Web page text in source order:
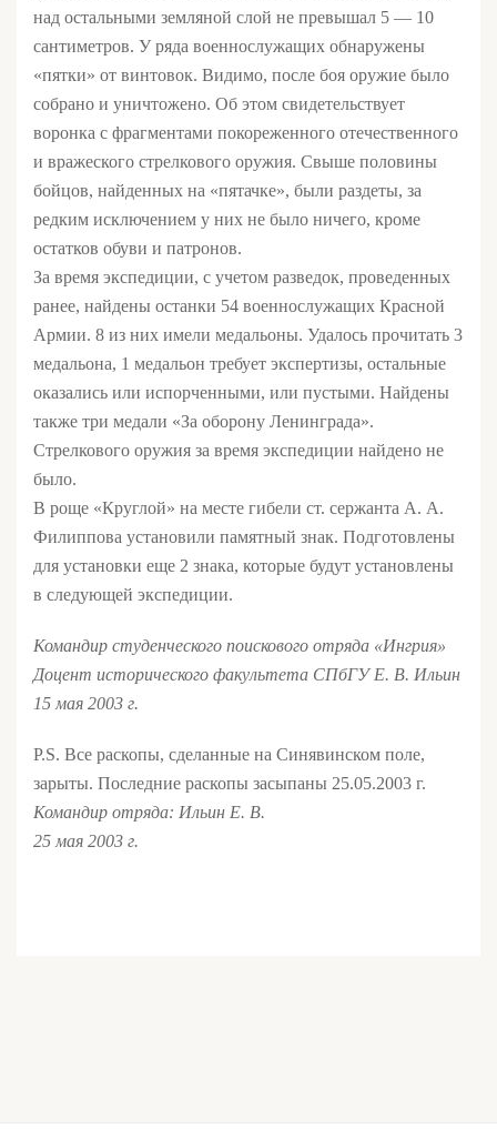
над остальными земляной слой не превышал 5 — 10
сантиметров. У ряда военнослужащих обнаружены
«пятки» от винтовок. Видимо, после боя оружие было
собрано и уничтожено. Об этом свидетельствует
воронка с фрагментами покореженного отечественного
и вражеского стрелкового оружия. Свыше половины
бойцов, найденных на «пятачке», были раздеты, за
редким исключением у них не было ничего, кроме
остатков обуви и патронов.
За время экспедиции, с учетом разведок, проведенных
ранее, найдены останки 54 военнослужащих Красной
Армии. 8 из них имели медальоны. Удалось прочитать 3
медальона, 1 медальон требует экспертизы, остальные
оказались или испорченными, или пустыми. Найдены
также три медали «За оборону Ленинграда».
Стрелкового оружия за время экспедиции найдено не
было.
В роще «Круглой» на месте гибели ст. сержанта А. А.
Филиппова установили памятный знак. Подготовлены
для установки еще 2 знака, которые будут установлены
в следующей экспедиции.
Командир студенческого поискового отряда «Ингрия»
Доцент исторического факультета СПбГУ Е. В. Ильин
15 мая 2003 г.
P.S. Все раскопы, сделанные на Синявинском поле,
зарыты. Последние раскопы засыпаны 25.05.2003 г.
Командир отряда: Ильин Е. В.
25 мая 2003 г.